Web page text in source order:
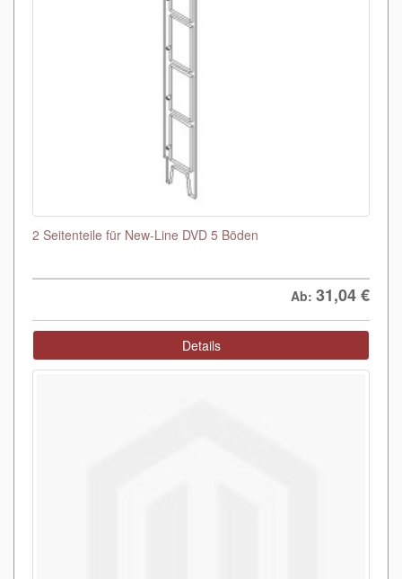
2 Seitenteile für New-Line DVD 5 Böden
Ab: 31,04€
Details